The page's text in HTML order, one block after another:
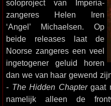
soloproject van Imperia-
zangeres Helen Iren
‘Angel’ Michaelsen. Op
beide releases laat de
Noorse zangeres een veel
ingetogener geluid horen
dan we van haar gewend
- The Hidden Chaptergaat
namelijk alleen de